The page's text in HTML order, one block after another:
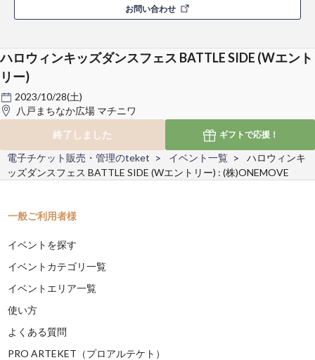
お問い合わせ
ハロウィンキッズダンスフェス BATTLE SIDE (Wエント
リー)
2023/10/28(土)
八戸まちなか広場 マチニワ
終了しました
ギフトで応援！
電子チケット販売・管理のteket イベント一覧
ハロウィンキ
ッズダンスフェス BATTLE SIDE (Wエントリー) : (株)ONEMOVE
一般ご利用者様
イベントを探す
イベントカテゴリ一覧
イベントエリア一覧
使い方
よくある質問
PRO ARTEKET（プロアルテケト）